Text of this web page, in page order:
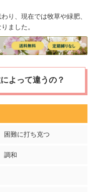
り、現在では牧草や緑肥、
ました。
よって違うの？
困難に打ち克つ
調和